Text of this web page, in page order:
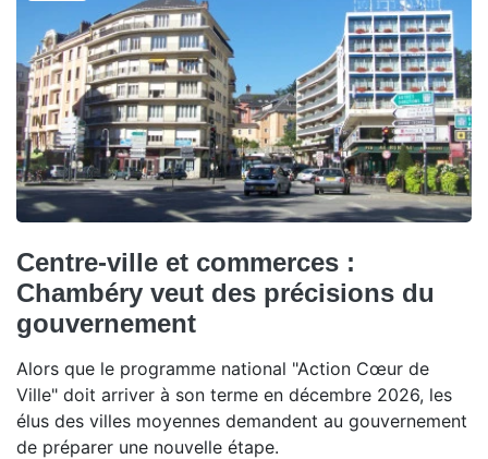
Centre-ville et commerces :
Chambéry veut des précisions du
gouvernement
Alors que le programme national "Action Cœur de
Ville" doit arriver à son terme en décembre 2026, les
élus des villes moyennes demandent au gouvernement
de préparer une nouvelle étape.